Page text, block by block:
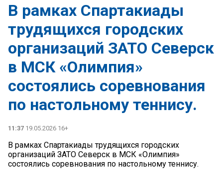
В рамках Спартакиады
трудящихся городских
организаций ЗАТО Северск
в МСК «Олимпия»
состоялись соревнования
по настольному теннису.
11:37 19.05.2026 16+
В рамках Спартакиады трудящихся городских
организаций ЗАТО Северск в МСК «Олимпия»
состоялись соревнования по настольному теннису.